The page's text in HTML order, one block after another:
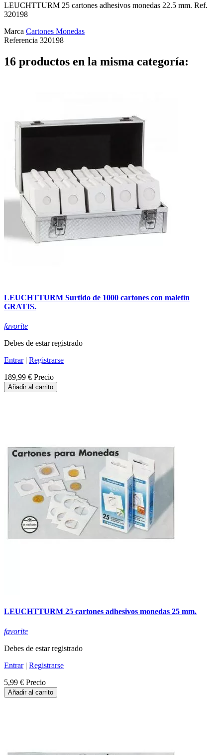
LEUCHTTURM 25 cartones adhesivos monedas 22.5 mm. Ref.
320198
Marca Cartones Monedas
Referencia 320198
16 productos en la misma categoría:
LEUCHTTURM Surtido de 1000 cartones con maletín
GRATIS.
favorite
Debes de estar registrado
Entrar| Registrarse
189,99 € Precio
Añadir al carrito
LEUCHTTURM 25 cartones adhesivos monedas 25 mm.
favorite
Debes de estar registrado
Entrar| Registrarse
5,99 € Precio
Añadir al carrito